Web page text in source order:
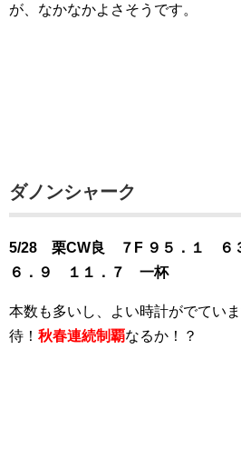
が、なかなかよさそうです。
ダノンシャーク
5/28 栗CW良 ７F ９５．１ ６
６．９ １１．７ 一杯
本数も多いし、よい時計がでてい
待！ 秋春連続制覇なるか！？